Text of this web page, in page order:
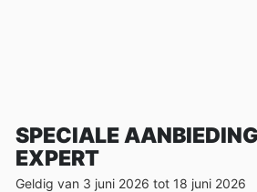
SPECIALE
EXPERT
Geldig van 3 juni 2026 tot 18 juni 2026